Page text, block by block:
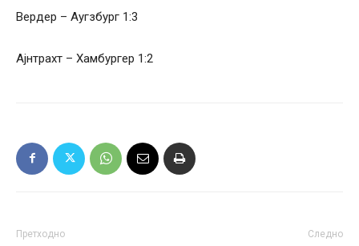
Вердер – Аугзбург 1:3
Ајнтрахт – Хамбургер 1:2
Претходно Следно